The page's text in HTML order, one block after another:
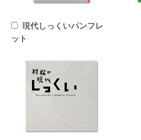
現代しっくいパンフレ
ット